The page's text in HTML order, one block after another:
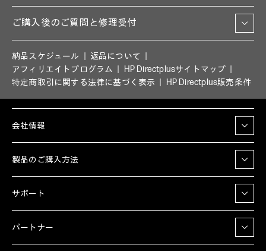
ご購入後のご質問と修理受付
納品スケジュール
返品について
アフィリエイトプログラム
HP Directplusサイトマップ
特定商取引に関する法律に基づく表示
HP Directplus販売条件
会社情報
製品のご購入方法
サポート
パートナー